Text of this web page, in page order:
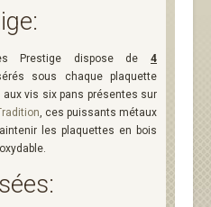
Prestige dispose de 4
sous chaque plaquette
aux vis six pans présentes sur
, ces puissants métaux
les plaquettes en bois